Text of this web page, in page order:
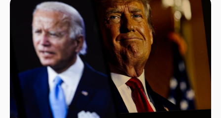
종합 서비스를 제공하는 한국계 스타트업 빌드블록(대표 정지원, BuildBlock)
에 따르면, 미국 부동산 관련 상담 문의는 트럼프 대통령 출범 이후 전년 대비
5배 이상 급증했다. 특히, 1000억 원 이상의 자산을 보유한 패밀리 오피스나
기업 고객들의 미국 부동산 매입·투자 트렌드가 두드러지게 나타나고
있다.&nbsp;이러한 흐름의 주요 배경으로는 미국의 리쇼어링 정책이 꼽힌다.
바이든 행정부 시절 추진했던 ‘인플레이션 감축법(IRA)’과 ‘반도체지원육성법
(CHIPS Act)’ 등이 미국 내 제조업과 투자를 유도, 글로벌 자본을 흡수하는
역할을 하고 있다. 여기에 한국의 불안한 정세까지 맞물리면서, 자산가와
기업들의 미국행이 더욱 가속화되고 있다.빌드블록은 최근 한국 기업의 미국
진출을 지원하는 솔루션 사업부를 신설, 이를 지원하고 있다. 현재 국내 반도체
기업과 협력해 텍사스 오스틴 지역에 산업단지를 개발 중이며, 건설사와 함께
LA 팰리세이드 화재 지역 재건 프로젝트도 추진하고 있다. 또 K-컬처 붐에